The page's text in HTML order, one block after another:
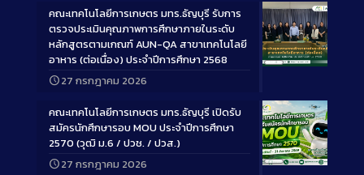
Long
คณะเทคโนโลยีการเกษตร มทร.ธัญบุรี รับการ
ตรวจประเมินคุณภาพการศึกษาภายในระดับ
หลักสูตรตามเกณฑ์ AUN-QA สาขาเทคโนโลยี
อาหาร (ต่อเนื่อง) ประจำปีการศึกษา 2568
27 กรกฎาคม 2026
Long
คณะเทคโนโลยีการเกษตร มทร.ธัญบุรี เปิดรับ
สมัครนักศึกษารอบ MOU ประจำปีการศึกษา
2570 (วุฒิ ม.6 / ปวช. / ปวส.)
27 กรกฎาคม 2026